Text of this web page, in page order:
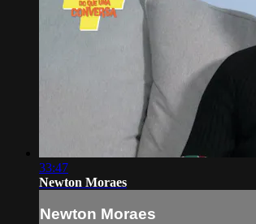
33:47
Newton Moraes
Newton Moraes